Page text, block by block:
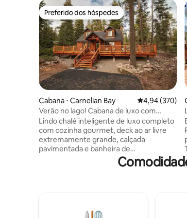
Preferido dos hóspedes
Preferido dos hóspedes
Cabana ⋅ Carnelian Bay 4,94 de uma
4,94 (370)
Verão no lago! Cabana de luxo com
banheira de hidromassagem!
Lindo chalé inteligente de luxo completo
com cozinha gourmet, deck ao ar livre
extremamente grande, calçada
pavimentada e banheira de
som surround, mobiliário bonito e vista